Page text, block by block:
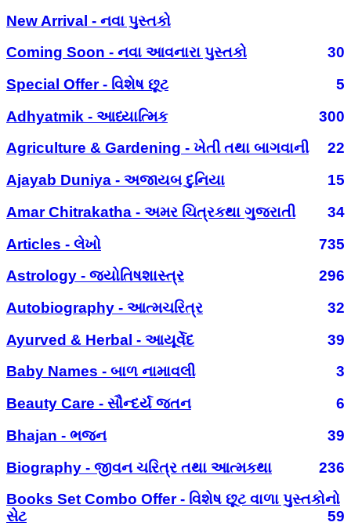
New Arrival - નવા પુસ્તકો
Coming Soon - નવા આવનારા પુસ્તકો
30
Special Offer - વિશેષ છૂટ
5
Adhyatmik - આધ્યાત્મિક
300
Agriculture & Gardening - ખેતી તથા બાગવાની
22
Ajayab Duniya - અજાયબ દુનિયા
15
Amar Chitrakatha - અમર ચિત્રકથા ગુજરાતી
34
Articles - લેખો
735
Astrology - જ્યોતિષશાસ્ત્ર
296
Autobiography - આત્મચરિત્ર
32
Ayurved & Herbal - આયૂર્વેદ
39
Baby Names - બાળ નામાવલી
3
Beauty Care - સૌન્દર્ય જતન
6
Bhajan - ભજન
39
Biography - જીવન ચરિત્ર તથા આત્મકથા
236
Books Set Combo Offer - વિશેષ છૂટ વાળા પુસ્તકોનો
સેટ
59